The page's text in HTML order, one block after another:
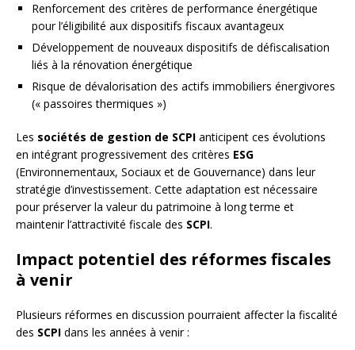
Renforcement des critères de performance énergétique
pour l’éligibilité aux dispositifs fiscaux avantageux
Développement de nouveaux dispositifs de défiscalisation
liés à la rénovation énergétique
Risque de dévalorisation des actifs immobiliers énergivores
(« passoires thermiques »)
Les sociétés de gestion de SCPI anticipent ces évolutions
en intégrant progressivement des critères ESG
(Environnementaux, Sociaux et de Gouvernance) dans leur
stratégie d’investissement. Cette adaptation est nécessaire
pour préserver la valeur du patrimoine à long terme et
maintenir l’attractivité fiscale des SCPI.
Impact potentiel des réformes fiscales
à venir
Plusieurs réformes en discussion pourraient affecter la fiscalité
des SCPI dans les années à venir :